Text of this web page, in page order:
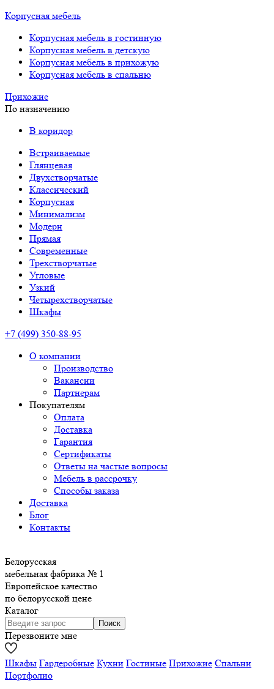
Корпусная мебель
Корпусная мебель в гостинную
Корпусная мебель в детскую
Корпусная мебель в прихожую
Корпусная мебель в спальню
Прихожие
По назначению
В коридор
Встраиваемые
Глянцевая
Двухстворчатые
Классический
Корпусная
Минимализм
Модерн
Прямая
Современные
Трехстворчатые
Угловые
Узкий
Четырехстворчатые
Шкафы
+7 (499) 350-88-95
О компании
Производство
Вакансии
Партнерам
Покупателям
Оплата
Доставка
Гарантия
Сертификаты
Ответы на частые вопросы
Мебель в рассрочку
Способы заказа
Доставка
Блог
Контакты
Белорусская
мебельная фабрика № 1
Европейское качество
по белорусской цене
Каталог
Перезвоните мне
Шкафы Гардеробные Кухни Гостиные Прихожие Спальни
Портфолио